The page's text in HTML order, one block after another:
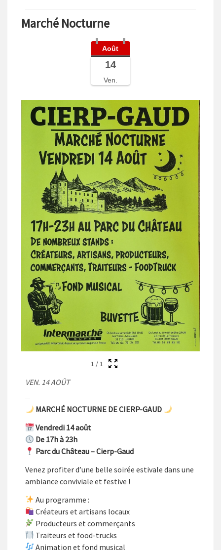
Marché Nocturne
Août
14
Ven.
1 /1
VEN. 14 AOÛT
MARCHÉ NOCTURNE DE CIERP-GAUD
Vendredi 14 août
De 17h à 23h
Parc du Château – Cierp-Gaud
Venez profiter d’une belle soirée estivale dans une
ambiance conviviale et festive !
Au programme :
Créateurs et artisans locaux
Producteurs et commerçants
Traiteurs et food-trucks
Animation et fond musical